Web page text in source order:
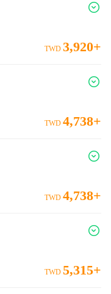
TWD 3,920+
TWD 4,738+
TWD 4,738+
TWD 5,315+